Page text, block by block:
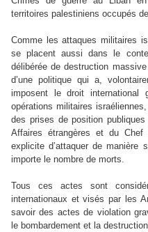
territoires palestiniens occupés
Comme les attaques militaires
se placent aussi dans le
délibérée de destruction
d’une politique qui a,
imposent le droit international
opérations militaires
des prises de position
Affaires étrangères et du Chef
explicite d’attaquer de manière
importe le nombre de morts.
Tous ces actes sont
internationaux et visés par les
savoir des actes de violation
le bombardement et la